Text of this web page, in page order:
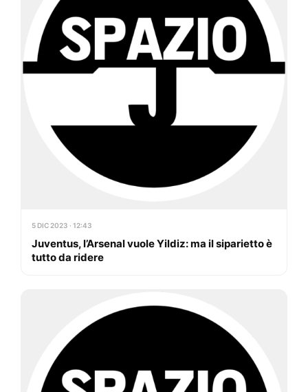
5 DIC 2023 · 12:43
Juventus, l’Arsenal vuole Yildiz: ma il siparietto è
tutto da ridere